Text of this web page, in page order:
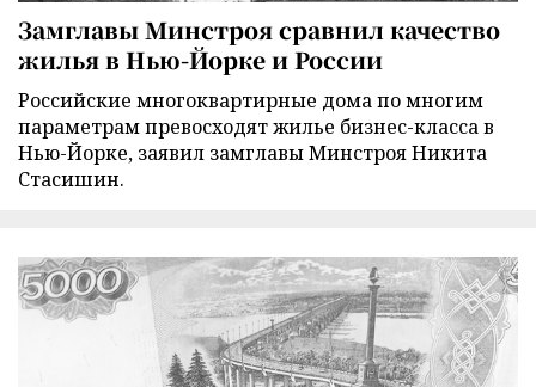
Замглавы Минстроя сравнил качество
жилья в Нью-Йорке и России
Российские многоквартирные дома по многим
параметрам превосходят жилье бизнес-класса в
Нью-Йорке, заявил замглавы Минстроя Никита
Стасишин.